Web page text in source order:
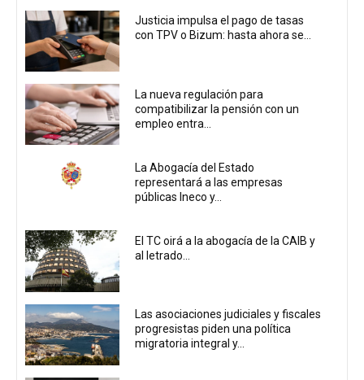
Justicia impulsa el pago de tasas
con TPV o Bizum: hasta ahora se...
La nueva regulación para
compatibilizar la pensión con un
empleo entra...
La Abogacía del Estado
representará a las empresas
públicas Ineco y...
El TC oirá a la abogacía de la CAIB y
al letrado...
Las asociaciones judiciales y fiscales
progresistas piden una política
migratoria integral y...